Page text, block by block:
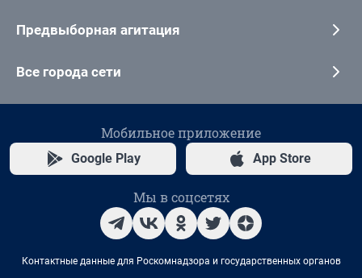
Предвыборная агитация
Все города сети
Мобильное приложение
Google Play App Store
Мы в соцсетях
Контактные данные для Роскомнадзора и государственных органов